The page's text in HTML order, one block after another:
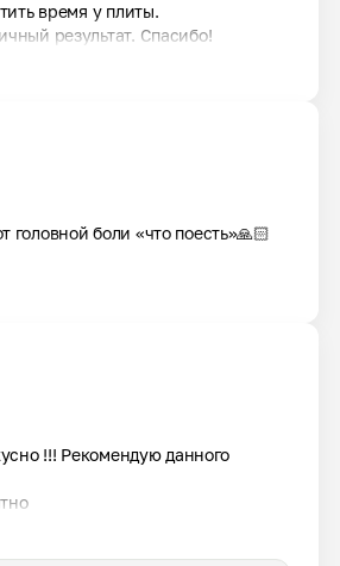
время у плиты.
результат. Спасибо!
боли «что поесть»🙏🏻
!!! Рекомендую данного